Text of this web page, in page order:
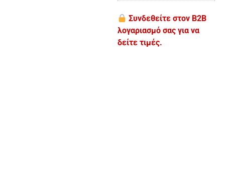
Συνδεθείτε στον B2B
λογαριασμό σας για να
δείτε τιμές.